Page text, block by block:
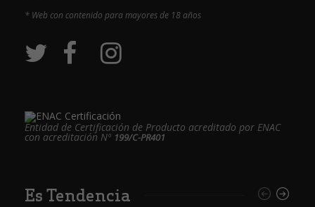
* Web con contenido para mayores de 18 años
Entidad de Certificación de Producto acreditado por ENAC
con acreditación Nº 199/C-PR401
Es Tendencia